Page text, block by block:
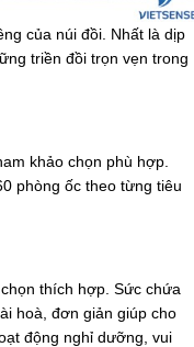
của núi đồi. Nhất là dịp
triền đồi trọn vẹn trong
khảo chọn phù hợp.
phòng ốc theo từng tiêu
thích hợp. Sức chứa
hoà, đơn giản giúp cho
động nghỉ dưỡng, vui